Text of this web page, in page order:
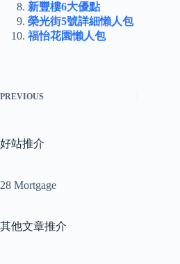
新豐樓6大優點
榮光街5號詳細懶人包
福怡花園懶人包
PREVIOUS
好站推介
28 Mortgage
其他文章推介